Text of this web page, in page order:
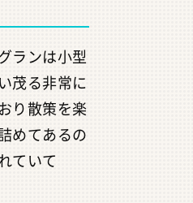
ランは小型
茂る非常に
り散策を楽
めてあるの
ていて